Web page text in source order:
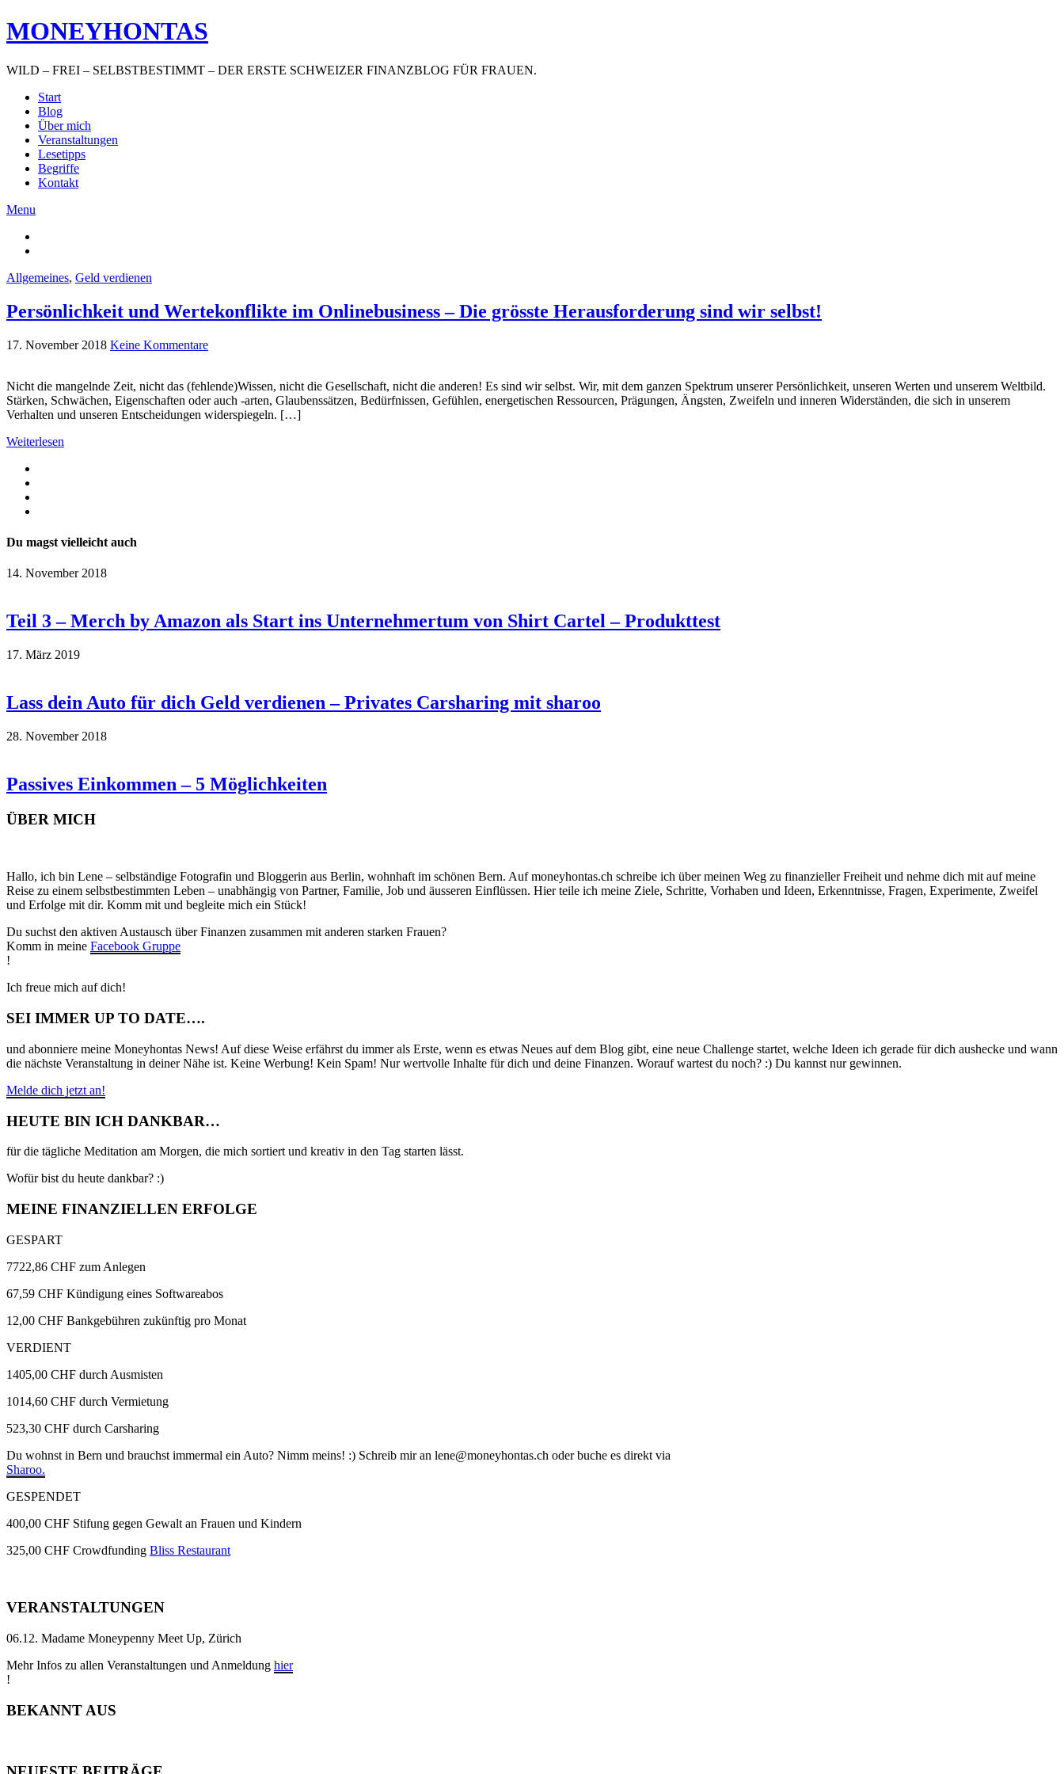
MONEYHONTAS
WILD – FREI – SELBSTBESTIMMT – DER ERSTE SCHWEIZER FINANZBLOG FÜR FRAUEN.
Start
Blog
Über mich
Veranstaltungen
Lesetipps
Begriffe
Kontakt
Menu
Allgemeines, Geld verdienen
Persönlichkeit und Wertekonflikte im Onlinebusiness – Die grösste Herausforderung sind wir selbst!
17. November 2018 Keine Kommentare
Nicht die mangelnde Zeit, nicht das (fehlende)Wissen, nicht die Gesellschaft, nicht die anderen! Es sind wir selbst. Wir, mit dem ganzen Spektrum unserer Persönlichkeit, unseren Werten und unserem Weltbild.
Stärken, Schwächen, Eigenschaften oder auch -arten, Glaubenssätzen, Bedürfnissen, Gefühlen, energetischen Ressourcen, Prägungen, Ängsten, Zweifeln und inneren Widerständen, die sich in unserem
Verhalten und unseren Entscheidungen widerspiegeln. […]
Weiterlesen
Du magst vielleicht auch
14. November 2018
Teil 3 – Merch by Amazon als Start ins Unternehmertum von Shirt Cartel – Produkttest
17. März 2019
Lass dein Auto für dich Geld verdienen – Privates Carsharing mit sharoo
28. November 2018
Passives Einkommen – 5 Möglichkeiten
ÜBER MICH
Hallo, ich bin Lene – selbständige Fotografin und Bloggerin aus Berlin, wohnhaft im schönen Bern. Auf moneyhontas.ch schreibe ich über meinen Weg zu finanzieller Freiheit und nehme dich mit auf meine
Reise zu einem selbstbestimmten Leben – unabhängig von Partner, Familie, Job und äusseren Einflüssen. Hier teile ich meine Ziele, Schritte, Vorhaben und Ideen, Erkenntnisse, Fragen, Experimente, Zweifel
und Erfolge mit dir. Komm mit und begleite mich ein Stück!
Du suchst den aktiven Austausch über Finanzen zusammen mit anderen starken Frauen?
Komm in meine Facebook Gruppe
!
Ich freue mich auf dich!
SEI IMMER UP TO DATE….
und abonniere meine Moneyhontas News! Auf diese Weise erfährst du immer als Erste, wenn es etwas Neues auf dem Blog gibt, eine neue Challenge startet, welche Ideen ich gerade für dich aushecke und wann
die nächste Veranstaltung in deiner Nähe ist. Keine Werbung! Kein Spam! Nur wertvolle Inhalte für dich und deine Finanzen. Worauf wartest du noch? :) Du kannst nur gewinnen.
Melde dich jetzt an!
HEUTE BIN ICH DANKBAR…
für die tägliche Meditation am Morgen, die mich sortiert und kreativ in den Tag starten lässt.
Wofür bist du heute dankbar? :)
MEINE FINANZIELLEN ERFOLGE
GESPART
7722,86 CHF zum Anlegen
67,59 CHF Kündigung eines Softwareabos
12,00 CHF Bankgebühren zukünftig pro Monat
VERDIENT
1405,00 CHF durch Ausmisten
1014,60 CHF durch Vermietung
523,30 CHF durch Carsharing
Du wohnst in Bern und brauchst immermal ein Auto? Nimm meins! :) Schreib mir an lene@moneyhontas.ch oder buche es direkt via
Sharoo.
GESPENDET
400,00 CHF Stifung gegen Gewalt an Frauen und Kindern
325,00 CHF Crowdfunding Bliss Restaurant
VERANSTALTUNGEN
06.12. Madame Moneypenny Meet Up, Zürich
Mehr Infos zu allen Veranstaltungen und Anmeldung hier
!
BEKANNT AUS